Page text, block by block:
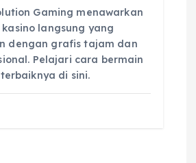
Gaming menawarkan
langsung yang
dengan grafis tajam dan
Pelajari cara bermain
di sini.